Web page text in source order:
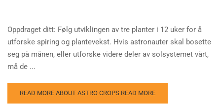
Oppdraget ditt: Følg utviklingen av tre planter i 12 uker for å
utforske spiring og plantevekst. Hvis astronauter skal bosette
seg på månen, eller utforske videre deler av solsystemet vårt,
må de ...
READ MORE ABOUT ASTRO CROPS READ MORE